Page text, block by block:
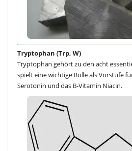
Tryptophan (Trp, W)
Tryptophan gehört zu den acht
spielt eine wichtige Rolle als Vorstufe
Serotonin und das B-Vitamin Niacin.